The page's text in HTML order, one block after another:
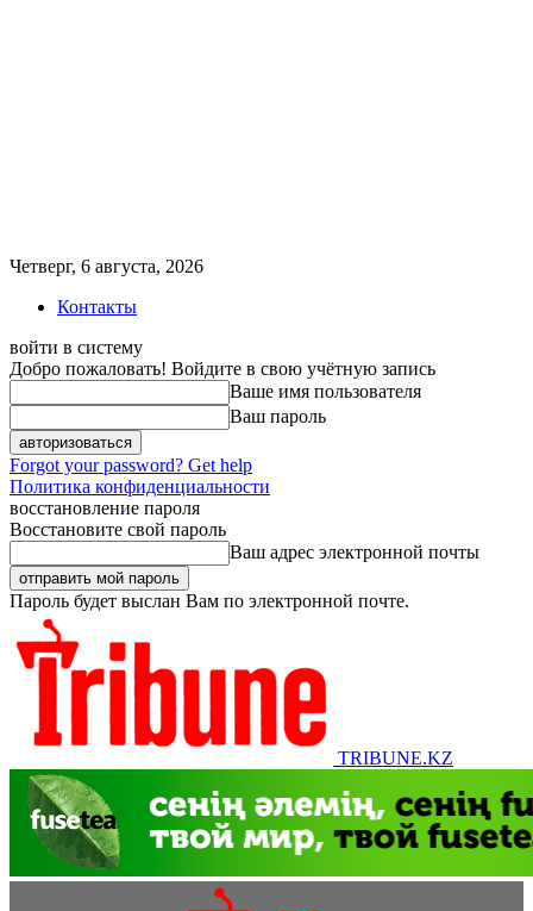
Четверг, 6 августа, 2026
Контакты
войти в систему
Добро пожаловать! Войдите в свою учётную запись
Ваше имя пользователя
Ваш пароль
Forgot your password? Get help
Политика конфиденциальности
восстановление пароля
Восстановите свой пароль
Ваш адрес электронной почты
Пароль будет выслан Вам по электронной почте.
TRIBUNE.KZ